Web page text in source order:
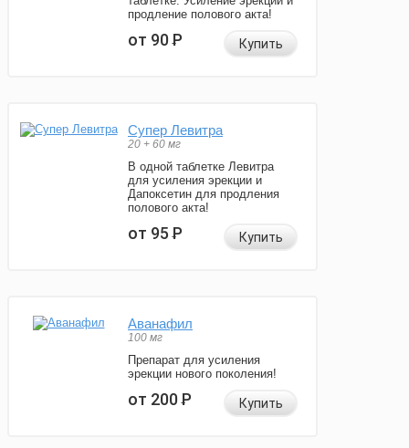
продление полового акта!
от 90Р Купить
Супер Левитра
20 + 60 мг
В одной таблетке Левитра
для усиления эрекции и
Дапоксетин для продления
полового акта!
от 95Р Купить
Аванафил
100 мг
Препарат для усиления
эрекции нового поколения!
от 200Р Купить